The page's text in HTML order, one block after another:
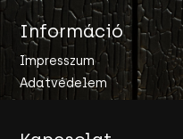
Információ
Impresszum
Adatvédelem